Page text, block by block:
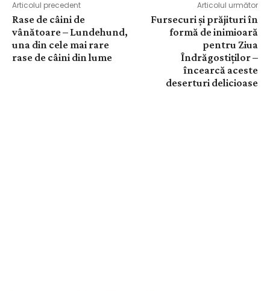
Articolul precedent
Rase de câini de
vânătoare – Lundehund,
una din cele mai rare
rase de câini din lume
Articolul următor
Fursecuri și prăjituri în
formă de inimioară
pentru Ziua
Îndrăgostiților –
încearcă aceste
deserturi delicioase